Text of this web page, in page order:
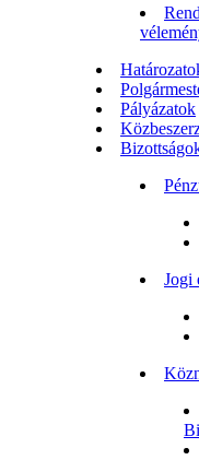
Pályázatok
Jogi